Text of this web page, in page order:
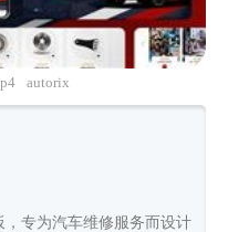
autorix
专为汽车维修服务而设计